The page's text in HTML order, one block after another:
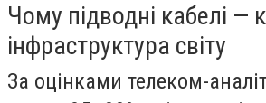
Чому підводні кабелі —
інфраструктура світу
За оцінками телеком-